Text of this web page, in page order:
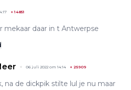
+14851
mekaar daar in t Antwerpse
06 juli 2022 om 14:14 + 25909
na de dickpik stilte lul je nu maar